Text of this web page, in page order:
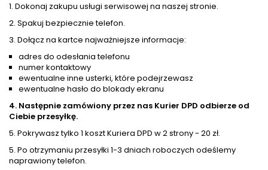
1. Dokonaj zakupu usługi serwisowej na naszej stronie.
2. Spakuj bezpiecznie telefon.
3. Dołącz na kartce najważniejsze informacje:
adres do odesłania telefonu
numer kontaktowy
ewentualne inne usterki, które podejrzewasz
ewentualne hasło do blokady ekranu
4. Następnie zamówiony przez nas Kurier DPD odbierze od
Ciebie przesyłkę.
5. Pokrywasz tylko 1 koszt Kuriera DPD w 2 strony - 20 zł.
5. Po otrzymaniu przesyłki 1-3 dniach roboczych odeślemy
naprawiony telefon.